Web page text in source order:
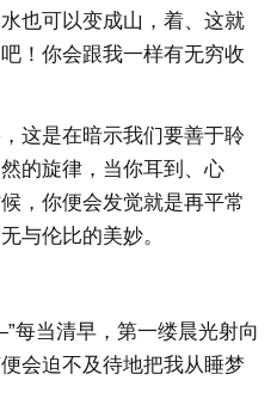
也可以变成山，着、这就
！你会跟我一样有无穷收
这是在暗示我们要善于聆
的旋律，当你耳到、心
，你便会发觉就是再平常
与伦比的美妙。
当清早，第一缕晨光射向
会迫不及待地把我从睡梦